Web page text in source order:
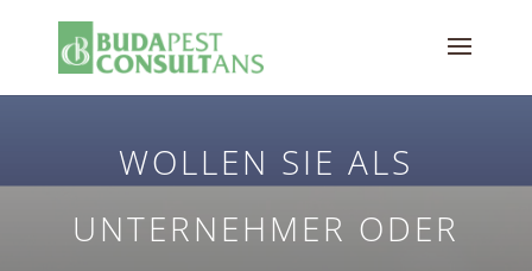
WOLLEN SIE ALS
UNTERNEHMER ODER